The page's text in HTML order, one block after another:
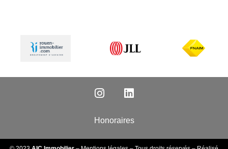
Honoraires